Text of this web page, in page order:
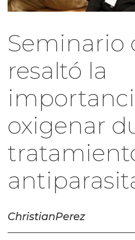
Seminario
resaltó la
oxigenar
ChristianPerez